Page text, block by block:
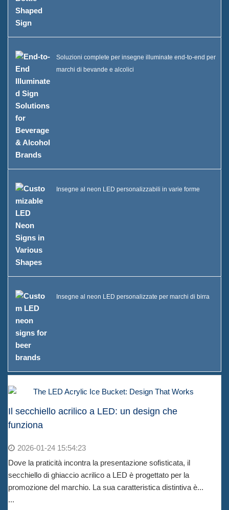
Raffreddatore di ghiaccio
rotolante Case C
B
Vittexa Una Bottiglia di Liquore
Esposizione
Domande frequenti
Contattaci
Soluzioni complete per insegne illuminate end-to-end per
marchi di bevande e alcolici
Insegne al neon LED personalizzabili in varie forme
Insegne al neon LED personalizzate per marchi di birra
Il secchiello acrilico a LED: un design che
funziona
2026-01-24 15:54:23
Dove la praticità incontra la presentazione sofisticata, il
secchiello di ghiaccio acrilico a LED è progettato per la
promozione del marchio. La sua caratteristica distintiva è...
...